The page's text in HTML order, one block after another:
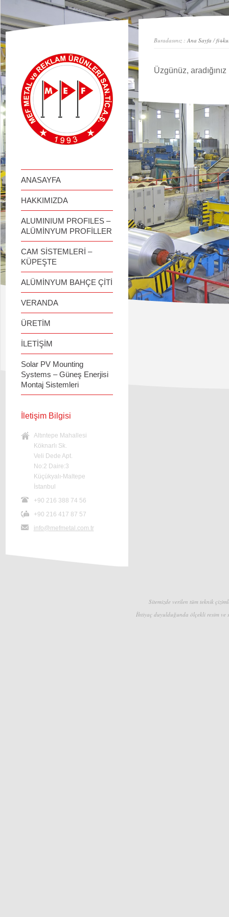
займ онлайн
ANASAYFA
HAKKIMIZDA
ALUMINIUM PROFILES –
ALÜMİNYUM PROFİLLER
CAM SİSTEMLERİ –
KÜPEŞTE
ALÜMİNYUM BAHÇE ÇİTİ
VERANDA
ÜRETİM
İLETİŞİM
Solar PV Mounting
Systems – Güneş Enerjisi
Montaj Sistemleri
İletişim Bilgisi
Altıntepe Mahallesi
Köknarlı Sk.
Veli Dede Apt.
No:2 Daire:3
Küçükyalı-Maltepe
İstanbul
+90 216 388 74 56
+90 216 417 87 57
info@mefmetal.com.tr
Buradasınız :Ana Sayfa /
Üzgünüz,
Sitemizde verilen tüm teknik
İhtiyaç duyulduğunda ölçekli resim ve